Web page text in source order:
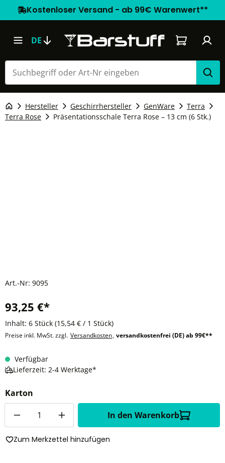
Kostenloser Versand - ab 99€ Warenwert**
DE Warenkorb
Hersteller Geschirrhersteller GenWare
Terra
Terra Rose
Präsentationsschale Terra Rose – 13 cm (6 Stk.)
Art.-Nr: 9095
93,25 €*
Inhalt: 6 Stück (15,54 € / 1 Stück)
Preise inkl. MwSt. zzgl. Versandkosten, versandkostenfrei (DE) ab 99€**
Verfügbar
Lieferzeit: 2-4 Werktage*
Karton
In den Warenkorb
Zum Merkzettel hinzufügen